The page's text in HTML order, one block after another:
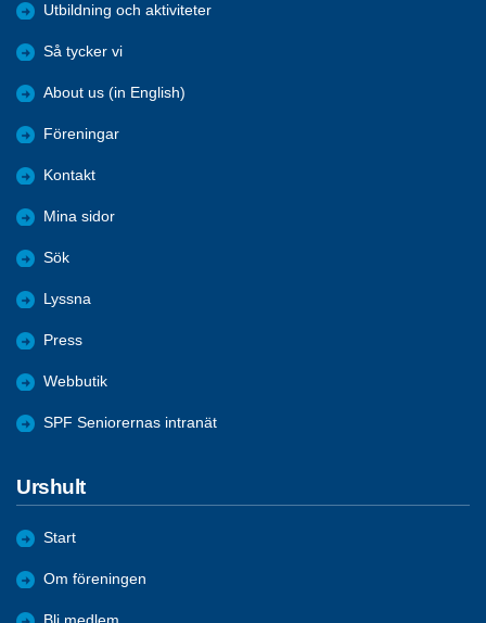
Utbildning och aktiviteter
Så tycker vi
About us (in English)
Föreningar
Kontakt
Mina sidor
Sök
Lyssna
Press
Webbutik
SPF Seniorernas intranät
Urshult
Start
Om föreningen